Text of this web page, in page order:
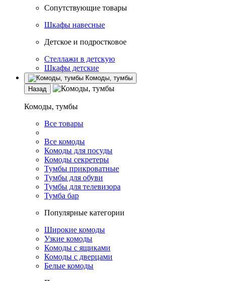
Сопутствующие товары
Шкафы навесные
Детское и подростковое
Стеллажи в детскую
Шкафы детские
Комоды, тумбы
Назад
Комоды, тумбы
Все товары
Все комоды
Комоды для посуды
Комоды секретеры
Тумбы прикроватные
Тумбы для обуви
Тумбы для телевизора
Тумба бар
Популярные категории
Широкие комоды
Узкие комоды
Комоды с ящиками
Комоды с дверцами
Белые комоды